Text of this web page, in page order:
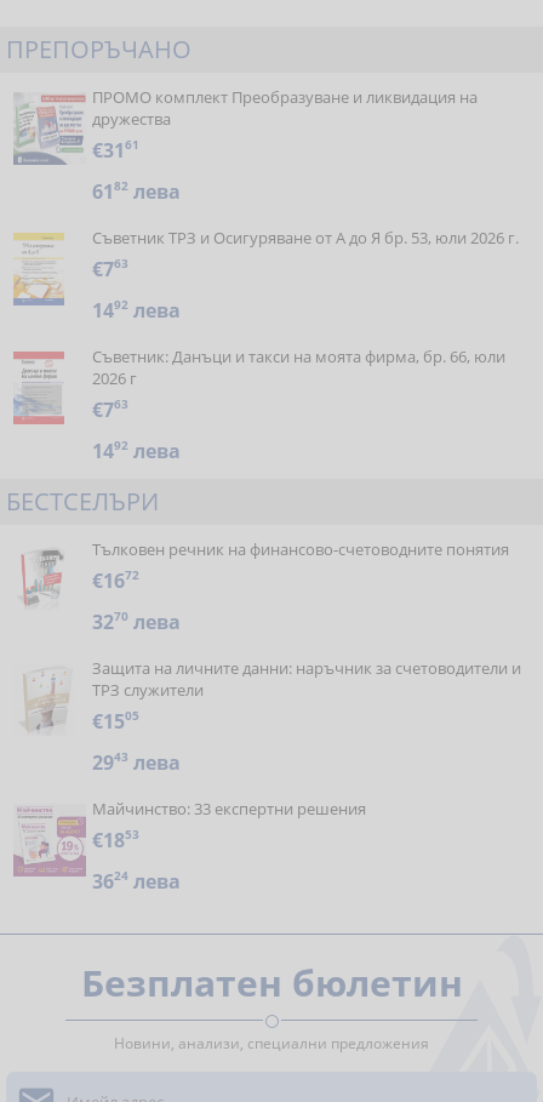
ПРЕПОРЪЧАНО
ПРОМО комплект Преобразуване и ликвидация на
дружества
€3161
6182 лева
Съветник ТРЗ и Осигуряване от А до Я бр. 53, юли 2026 г.
€763
1492 лева
Съветник: Данъци и такси на моята фирма, бр. 66, юли
2026 г
€763
1492 лева
БЕСТСЕЛЪРИ
Тълковен речник на финансово-счетоводните понятия
€1672
3270 лева
Защита на личните данни: наръчник за счетоводители и
ТРЗ служители
€1505
2943 лева
Майчинство: 33 експертни решения
€1853
3624 лева
Безплатен бюлетин
Новини, анализи, специални предложения